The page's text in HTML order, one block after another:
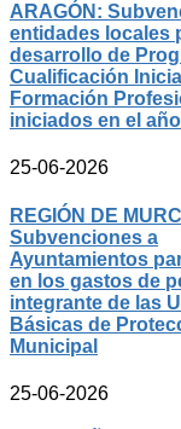
ARAGÓN:
entidades locales
desarrollo de
Cualificación
Formación
iniciados en el
25-06-2026
REGIÓN DE
Subvenciones a
Ayuntamientos
en los gastos de
integrante de las
Básicas de
Municipal
25-06-2026